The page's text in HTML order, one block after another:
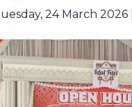
24 March 2026